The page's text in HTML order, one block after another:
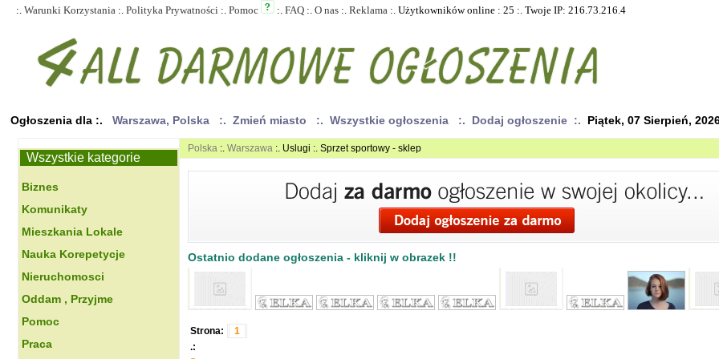
:. Warunki Korzystania :. Polityka Prywatności :. Pomoc :. FAQ :. O nas :. Reklama :. Użytkowników online : 25 :. Twoje IP: 216.73.216.4
Ogłoszenia dla :.Warszawa, Polska :. Zmień miasto :. Wszystkie ogłoszenia :. Dodaj ogłoszenie :. Piątek, 07 Sierpień,
Wszystkie kategorie
Biznes
Komunikaty
Mieszkania Lokale
Nauka Korepetycje
Nieruchomosci
Oddam , Przyjme
Pomoc
Praca
Polska :. Warszawa :. Uslugi :. Sprzet sportowy - sklep
Ostatnio dodane ogłoszenia - kliknij w obrazek !!
Strona:
1
.: